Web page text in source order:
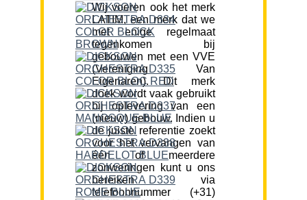
Wij voeren ook het merk
LATIM, een merk dat we
met enige regelmaat
tegenkomen bij
gebouwen met een VVE
(Vereniging Van
Eigenaren). Dit merk
doek wordt vaak gebruikt
bij oplevering van een
(nieuw) gebouw. Indien u
de juiste referentie zoekt
voor het vervangen van
één of meerdere
zonweringen kunt u ons
bereiken via
telefoonnummer (+31)